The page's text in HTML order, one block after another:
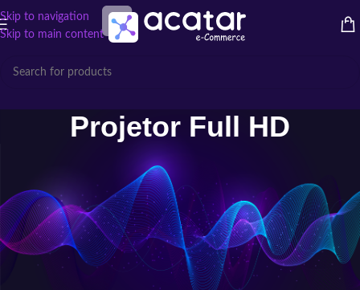
Skip to navigation
Skip to main content
Projetor Full HD
Projetor Full HD: Imagem Nítida e
Realista em Alta Definição
Garanta qualidade de imagem comProjetores Full HD. Ideais para filmes,
jogos ou apresentações, oferecem cores vivas, detalhes precisos e fácil
instalação.